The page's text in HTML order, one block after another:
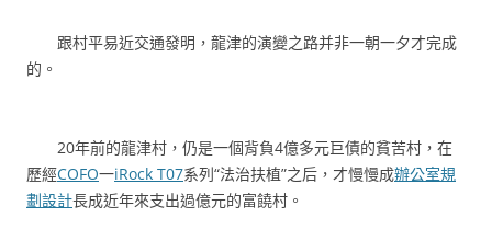
跟村平易近交通發明，龍津的演變之路并非一朝一夕才完成
的。
20年前的龍津村，仍是一個背負4億多元巨債的貧苦村，在
歷經COFO一iRock T07系列“法治扶植”之后，才慢慢成辦公室規
劃設計長成近年來支出過億元的富饒村。